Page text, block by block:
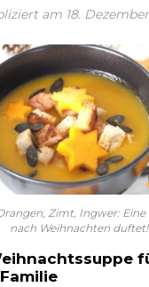
am 18.
Zimt, Ingwer: Eine
nach Weihnachten duftet!